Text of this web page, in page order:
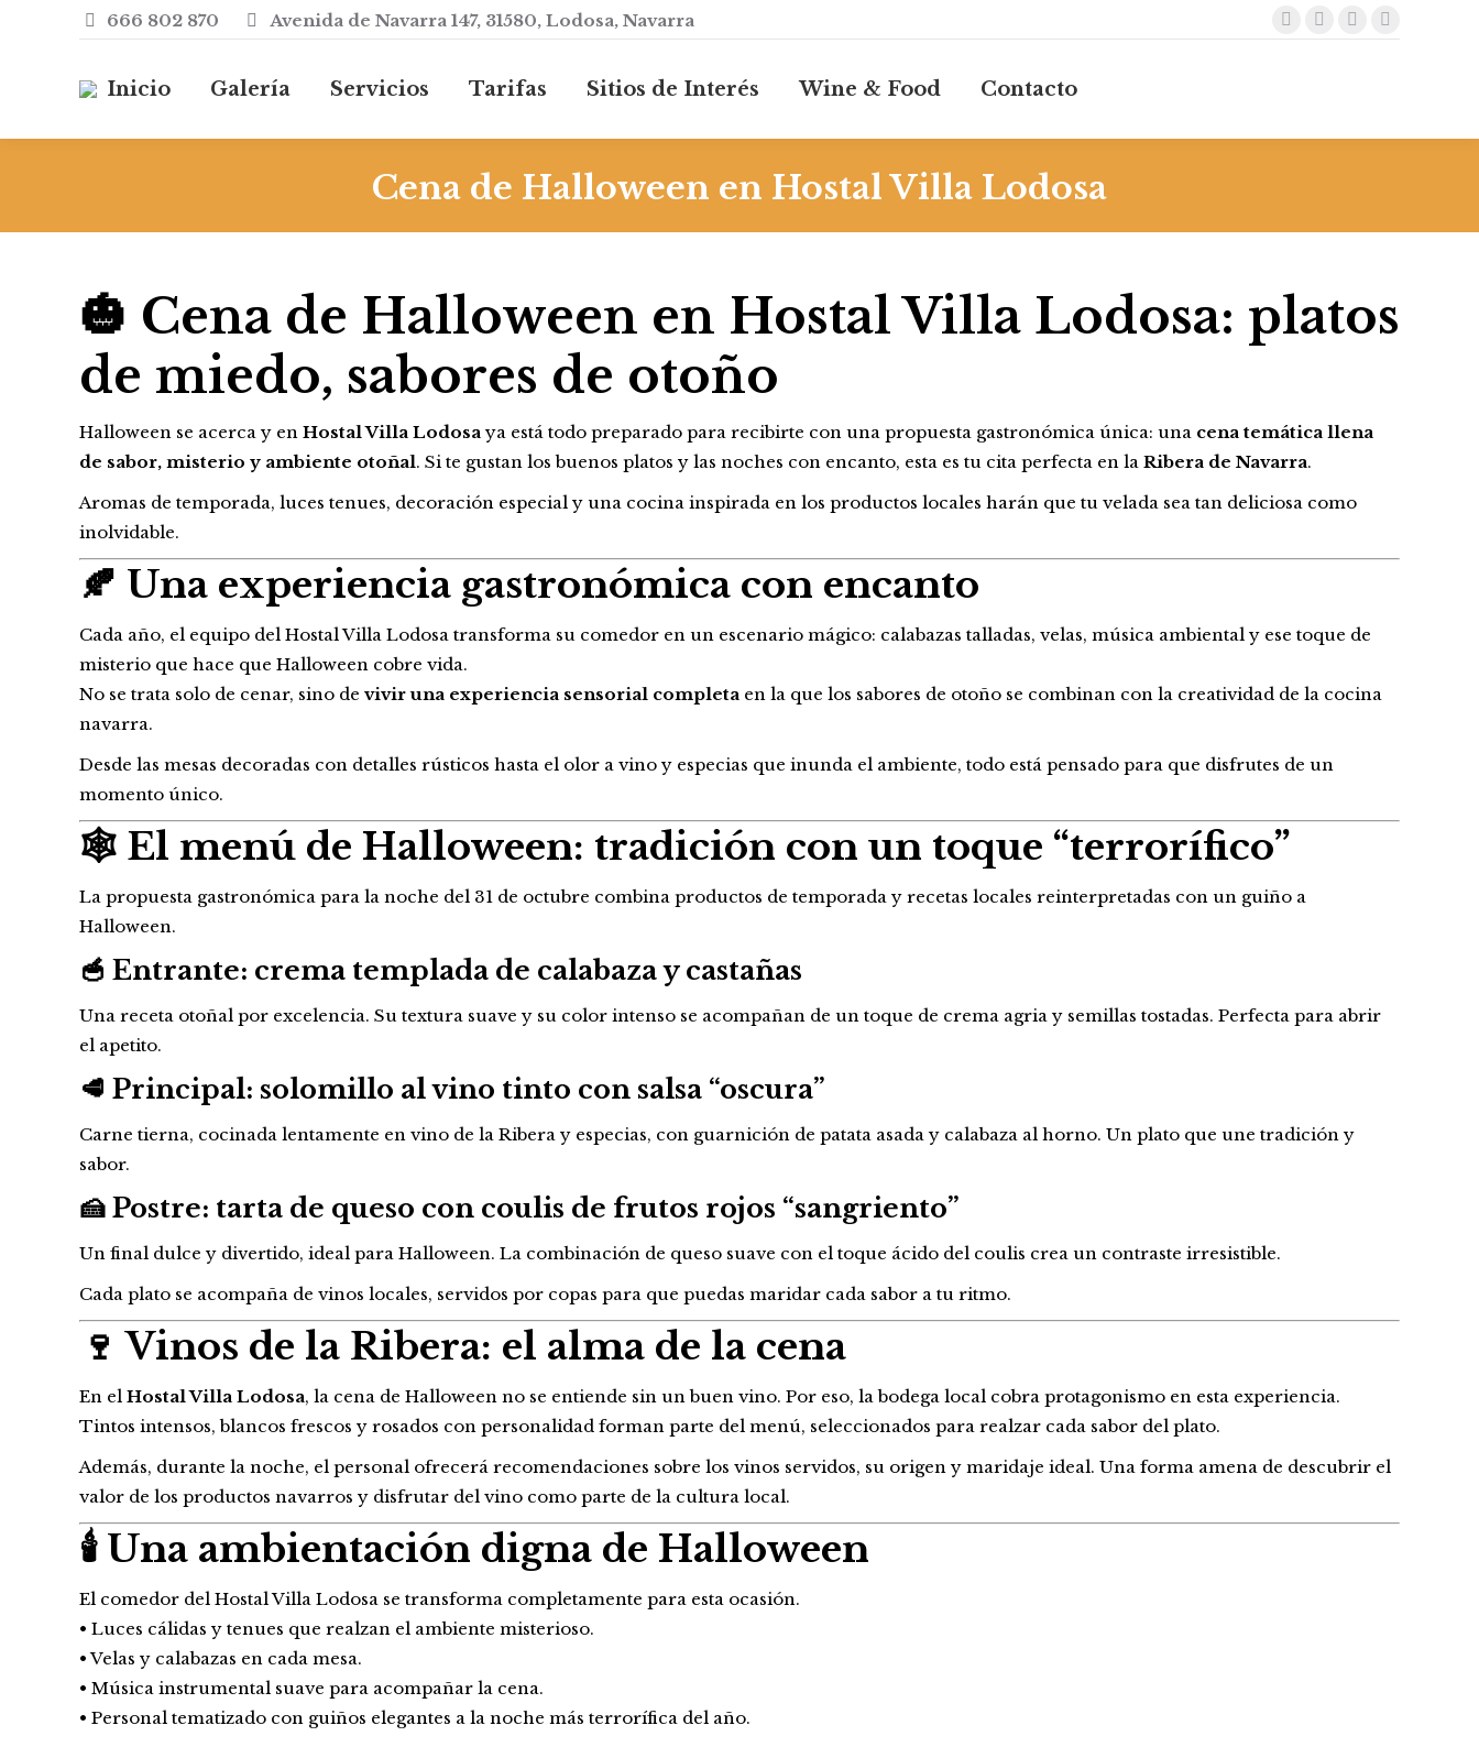
666 802 870 Avenida de Navarra 147, 31580, Lodosa, Navarra
Inicio Galería Servicios Tarifas Sitios de Interés Wine & Food Contacto
Cena de Halloween en Hostal Villa Lodosa
🎃 Cena de Halloween en Hostal Villa Lodosa: platos
de miedo, sabores de otoño
Halloween se acerca y en Hostal Villa Lodosa ya está todo preparado para recibirte con una propuesta gastronómica única: una cena temática llena
de sabor, misterio y ambiente otoñal. Si te gustan los buenos platos y las noches con encanto, esta es tu cita perfecta en la Ribera de Navarra.
Aromas de temporada, luces tenues, decoración especial y una cocina inspirada en los productos locales harán que tu velada sea tan deliciosa como
inolvidable.
🍂 Una experiencia gastronómica con encanto
Cada año, el equipo del Hostal Villa Lodosa transforma su comedor en un escenario mágico: calabazas talladas, velas, música ambiental y ese toque de
misterio que hace que Halloween cobre vida.
No se trata solo de cenar, sino de vivir una experiencia sensorial completa en la que los sabores de otoño se combinan con la creatividad de la cocina
navarra.
Desde las mesas decoradas con detalles rústicos hasta el olor a vino y especias que inunda el ambiente, todo está pensado para que disfrutes de un
momento único.
🕸️ El menú de Halloween: tradición con un toque “terrorífico”
La propuesta gastronómica para la noche del 31 de octubre combina productos de temporada y recetas locales reinterpretadas con un guiño a
Halloween.
🥣 Entrante: crema templada de calabaza y castañas
Una receta otoñal por excelencia. Su textura suave y su color intenso se acompañan de un toque de crema agria y semillas tostadas. Perfecta para abrir
el apetito.
🥩 Principal: solomillo al vino tinto con salsa “oscura”
Carne tierna, cocinada lentamente en vino de la Ribera y especias, con guarnición de patata asada y calabaza al horno. Un plato que une tradición y
sabor.
🍰 Postre: tarta de queso con coulis de frutos rojos “sangriento”
Un final dulce y divertido, ideal para Halloween. La combinación de queso suave con el toque ácido del coulis crea un contraste irresistible.
Cada plato se acompaña de vinos locales, servidos por copas para que puedas maridar cada sabor a tu ritmo.
🍷 Vinos de la Ribera: el alma de la cena
En el Hostal Villa Lodosa, la cena de Halloween no se entiende sin un buen vino. Por eso, la bodega local cobra protagonismo en esta experiencia.
Tintos intensos, blancos frescos y rosados con personalidad forman parte del menú, seleccionados para realzar cada sabor del plato.
Además, durante la noche, el personal ofrecerá recomendaciones sobre los vinos servidos, su origen y maridaje ideal. Una forma amena de descubrir el
valor de los productos navarros y disfrutar del vino como parte de la cultura local.
🕯️ Una ambientación digna de Halloween
El comedor del Hostal Villa Lodosa se transforma completamente para esta ocasión.
• Luces cálidas y tenues que realzan el ambiente misterioso.
• Velas y calabazas en cada mesa.
• Música instrumental suave para acompañar la cena.
• Personal tematizado con guiños elegantes a la noche más terrorífica del año.
Inicio Galería Servicios Tarifas Sitios de Interés Wine & Food